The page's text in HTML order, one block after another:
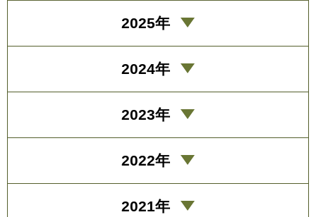
2025年
2024年
2023年
2022年
2021年